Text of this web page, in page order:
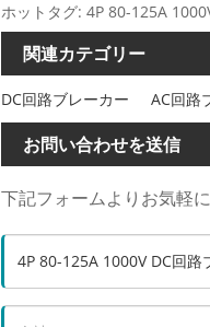
ホットタグ: 4P 80-125A
関連カテゴリー
DC回路ブレーカー AC回路
お問い合わせを送信
下記フォームよりお気軽